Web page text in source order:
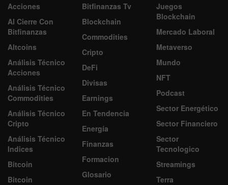
Acciones
Al Cierre Con
Bitfinanzas
Altcoins
Análisis Técnico
Acciones
Análisis Técnico
Commodities
Análisis Técnico
Cripto
Análisis Técnico
Indices
Bitcoin
Bitcoin
Bitfinanzas Tv
Blockchain
Commodities
Cripto
DeFi
Divisas
Earnings
En Tendencia
Energía
Finanzas
Formacion
Glosario
Juegos
Blockchain
Mercado Laboral
Metaverso
Mundo
NFT
Podcast
Sector Energético
Sector Financiero
Sector
Tecnologico
Streamings
Terra